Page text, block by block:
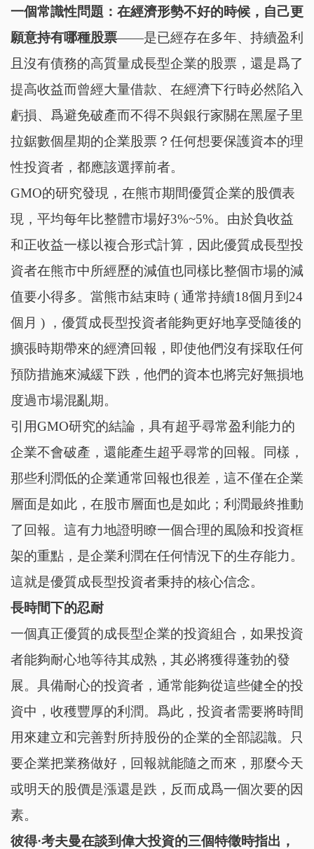
一個常識性問題：在經濟形勢不好的時候，自己更
願意持有哪種股票——是已經存在多年、持續盈利
且沒有債務的高質量成長型企業的股票，還是爲了
提高收益而曾經大量借款、在經濟下行時必然陷入
虧損、爲避免破產而不得不與銀行家關在黑屋子里
拉鋸數個星期的企業股票？任何想要保護資本的理
性投資者，都應該選擇前者。
GMO的研究發現，在熊市期間優質企業的股價表
現，平均每年比整體市場好3%~5%。由於負收益
和正收益一樣以複合形式計算，因此優質成長型投
資者在熊市中所經歷的減值也同樣比整個市場的減
值要小得多。當熊市結束時 ( 通常持續18個月到24
個月 ) ，優質成長型投資者能夠更好地享受隨後的
擴張時期帶來的經濟回報，即使他們沒有採取任何
預防措施來減緩下跌，他們的資本也將完好無損地
度過市場混亂期。
引用GMO研究的結論，具有超乎尋常盈利能力的
企業不會破產，還能產生超乎尋常的回報。同樣，
那些利潤低的企業通常回報也很差，這不僅在企業
層面是如此，在股市層面也是如此；利潤最終推動
了回報。這有力地證明瞭一個合理的風險和投資框
架的重點，是企業利潤在任何情況下的生存能力。
這就是優質成長型投資者秉持的核心信念。
長時間下的忍耐
一個真正優質的成長型企業的投資組合，如果投資
者能夠耐心地等待其成熟，其必將獲得蓬勃的發
展。具備耐心的投資者，通常能夠從這些健全的投
資中，收穫豐厚的利潤。爲此，投資者需要將時間
用來建立和完善對所持股份的企業的全部認識。只
要企業把業務做好，回報就能隨之而來，那麼今天
或明天的股價是漲還是跌，反而成爲一個次要的因
素。
彼得·考夫曼在談到偉大投資的三個特徵時指出，